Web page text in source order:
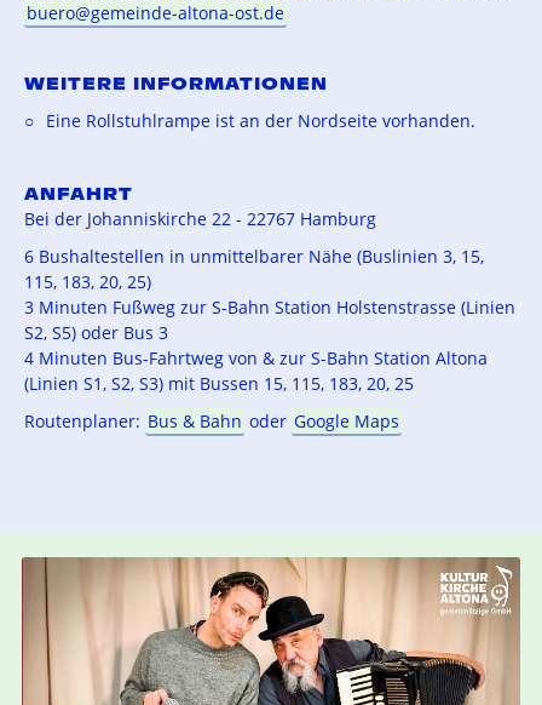
buero@gemeinde-altona-ost.de
WEITERE INFORMATIONEN
Eine Rollstuhlrampe ist an der Nordseite vorhanden.
ANFAHRT
Bei der Johanniskirche 22 - 22767 Hamburg
6 Bushaltestellen in unmittelbarer Nähe (Buslinien 3, 15,
115, 183, 20, 25)
3 Minuten Fußweg zur S-Bahn Station Holstenstrasse (Linien
S2, S5) oder Bus 3
4 Minuten Bus-Fahrtweg von & zur S-Bahn Station Altona
(Linien S1, S2, S3) mit Bussen 15, 115, 183, 20, 25
Routenplaner: Bus & Bahn oder Google Maps